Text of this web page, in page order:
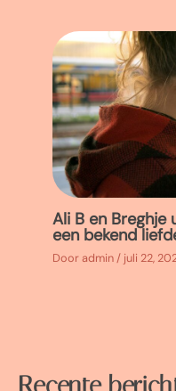
Ali B en Breghje
een bekend
Dooradmin / juli 22,
Recente